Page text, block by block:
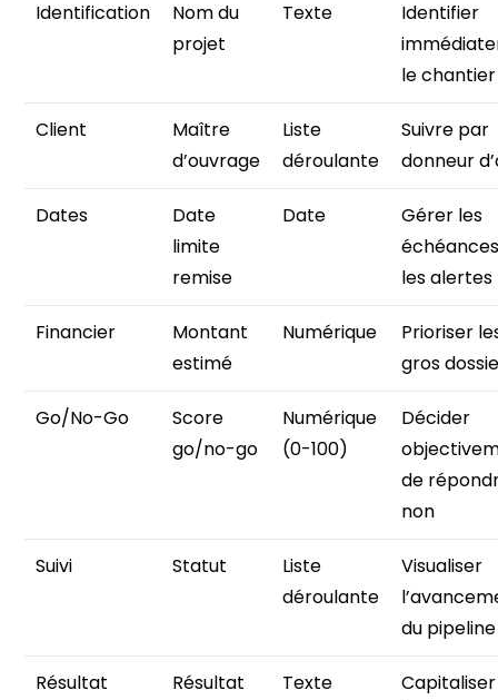
Identification
Nom du
projet
Texte
Identifier
le chantier
Client
Maître
d’ouvrage
Liste
déroulante
Suivre par
donneur
Dates
Date
limite
remise
Date
Gérer les
les alertes
Financier
Montant
estimé
Numérique
Prioriser
gros
Go/No-Go
Score
go/no-go
Numérique
(0-100)
Décider
de
non
Suivi Statut
Liste
déroulante
Visualiser
du pipeline
Résultat
Résultat
Texte